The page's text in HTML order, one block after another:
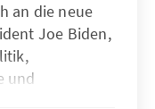
an die neue
Joe Biden,
und